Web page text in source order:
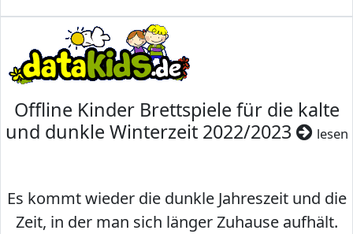
Offline Kinder Brettspiele für die kalte
und dunkle Winterzeit 2022/2023
lesen
Es kommt wieder die dunkle Jahreszeit und die
Zeit, in der man sich länger Zuhause aufhält.